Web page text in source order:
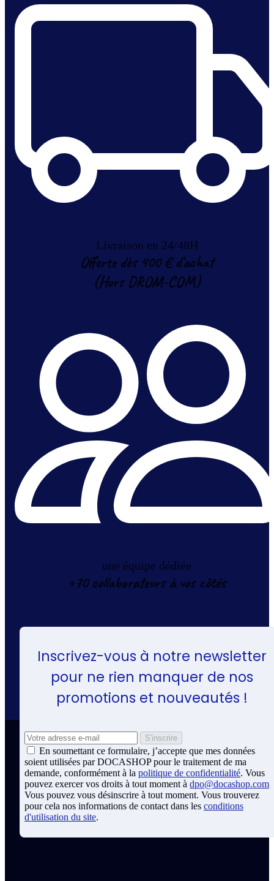
Livraison en 24/48H
Offerte dès 400 € d'achat
(Hors DROM-COM)
une équipe dédiée
+70 collaborateurs à vos côtés
Inscrivez-vous à notre newsletter
pour ne rien manquer de nos
promotions et nouveautés !
En soumettant ce formulaire, j’accepte que mes données
soient utilisées par DOCASHOP pour le traitement de ma
demande, conformément à la politique de confidentialité. Vous
pouvez exercer vos droits à tout moment à dpo@docashop.com
Vous pouvez vous désinscrire à tout moment. Vous trouverez
pour cela nos informations de contact dans les conditions
d'utilisation du site.